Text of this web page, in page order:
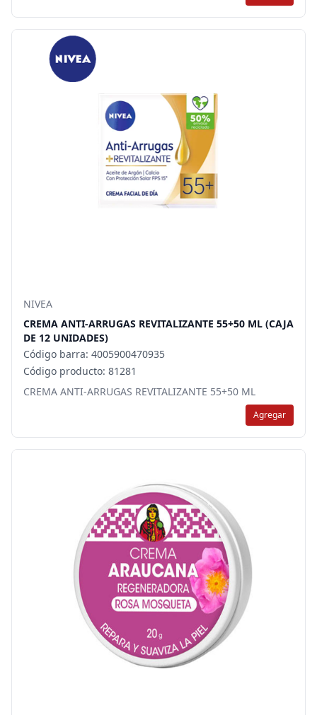
NIVEA
CREMA ANTI-ARRUGAS REVITALIZANTE 55+50 ML (CAJA
DE 12 UNIDADES)
Código barra: 4005900470935
Código producto: 81281
CREMA ANTI-ARRUGAS REVITALIZANTE 55+50 ML
Agregar